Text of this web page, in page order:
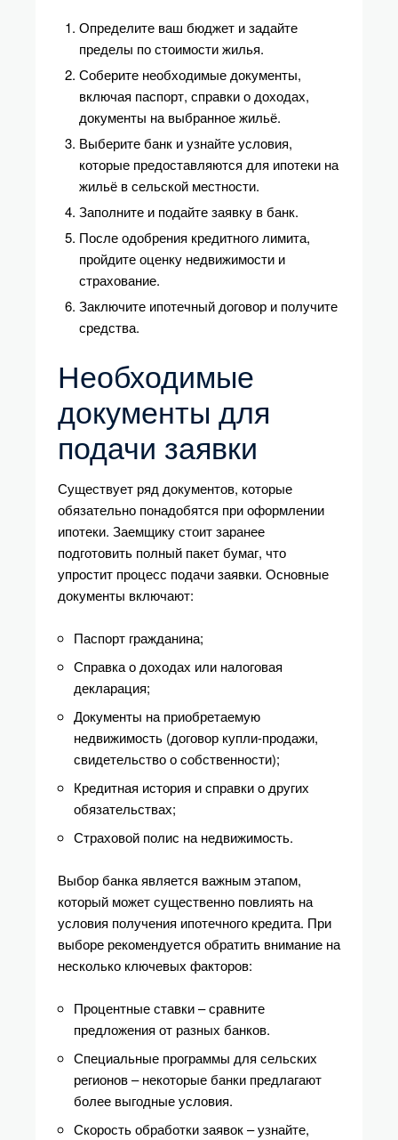
Определите ваш бюджет и задайте
пределы по стоимости жилья.
Соберите необходимые документы,
включая паспорт, справки о доходах,
документы на выбранное жильё.
Выберите банк и узнайте условия,
которые предоставляются для ипотеки на
жильё в сельской местности.
Заполните и подайте заявку в банк.
После одобрения кредитного лимита,
пройдите оценку недвижимости и
страхование.
Заключите ипотечный договор и получите
средства.
Необходимые
документы для
подачи заявки
Существует ряд документов, которые
обязательно понадобятся при оформлении
ипотеки. Заемщику стоит заранее
подготовить полный пакет бумаг, что
упростит процесс подачи заявки. Основные
документы включают:
Паспорт гражданина;
Справка о доходах или налоговая
декларация;
Документы на приобретаемую
недвижимость (договор купли-продажи,
свидетельство о собственности);
Кредитная история и справки о других
обязательствах;
Страховой полис на недвижимость.
Выбор банка является важным этапом,
который может существенно повлиять на
условия получения ипотечного кредита. При
выборе рекомендуется обратить внимание на
несколько ключевых факторов:
Процентные ставки – сравните
предложения от разных банков.
Специальные программы для сельских
регионов – некоторые банки предлагают
более выгодные условия.
Скорость обработки заявок – узнайте,